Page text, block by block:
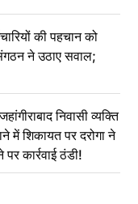
की पहचान को
ने उठाए सवाल;
निवासी व्यक्ति
शिकायत पर दरोगा ने
कार्रवाई ठंडी!